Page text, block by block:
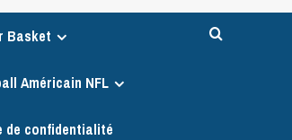
Basket
Américain NFL
de confidentialité